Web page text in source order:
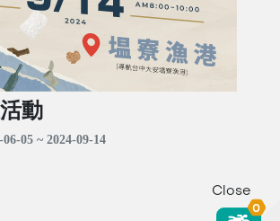
動
05 ~ 2024-09-14
Close
0